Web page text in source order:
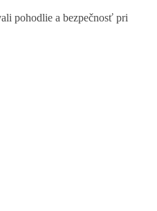
pohodlie a bezpečnosť pri